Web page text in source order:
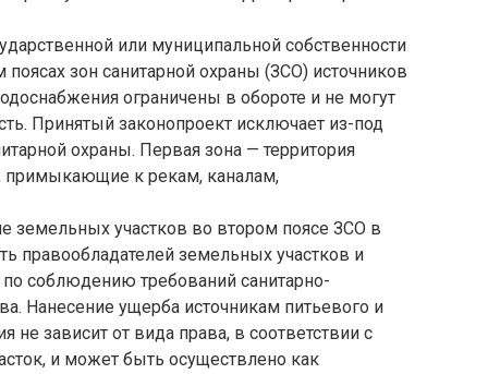
или муниципальной собственности
зон санитарной охраны (ЗСО) источников
ограничены в обороте и не могут
Принятый законопроект исключает из-под
охраны. Первая зона — территория
примыкающие к рекам, каналам,
земельных участков во втором поясе ЗСО в
правообладателей земельных участков и
по соблюдению требований санитарно-
Нанесение ущерба источникам питьевого и
не зависит от вида права, в соответствии с
и может быть осуществлено как